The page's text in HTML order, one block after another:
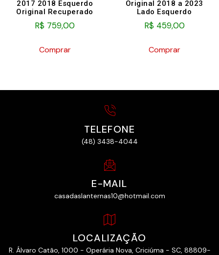
2017 2018 Esquerdo
Original Recuperado
R$ 759,00
Comprar
Original 2018 a 2023
Lado Esquerdo
R$459,00
Comprar
TELEFONE
(48) 3438-4044
E-MAIL
casadaslanternas10@hotmail.com
LOCALIZAÇÃO
R. Álvaro Catão, 1000 - Operária Nova, Criciúma - SC, 88809-